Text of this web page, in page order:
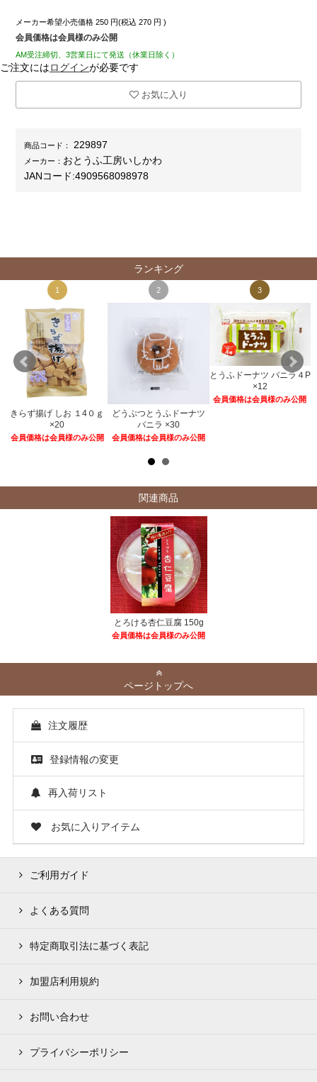
メーカー希望小売価格 250 円(税込270 円 )
会員価格は会員様のみ公開
AM受注締切、3営業日にて発送（休業日除く）
ご注文にはログインが必要です
お気に入り
商品コード： 229897
メーカー： おとうふ工房いしかわ
JANコード:4909568098978
ランキング
1
きらず揚げ しお １4０ｇ
×20
会員価格は会員様のみ公開
2
どうぶつとうふドーナツ
バニラ ×30
会員価格は会員様のみ公開
3
とうふドーナツ バニラ４P
×12
会員価格は会員様のみ公開
関連商品
とろける杏仁豆腐 150g
会員価格は会員様のみ公開
ページトップへ
注文履歴
登録情報の変更
再入荷リスト
お気に入りアイテム
ご利用ガイド
よくある質問
特定商取引法に基づく表記
加盟店利用規約
お問い合わせ
プライバシーポリシー